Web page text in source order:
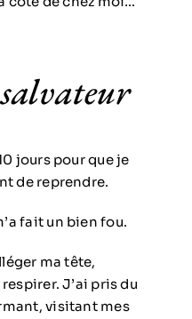
jours pour que je
de reprendre.
fait un bien fou.
ma tête,
J’ai pris du
visitant mes